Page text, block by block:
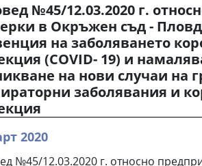
№45/12.03.2020 г.
в Окръжен съд -
на заболяването
(COVID- 19) и
на нови случаи на
заболявания и
2020
№45/12.03.2020 г. относно